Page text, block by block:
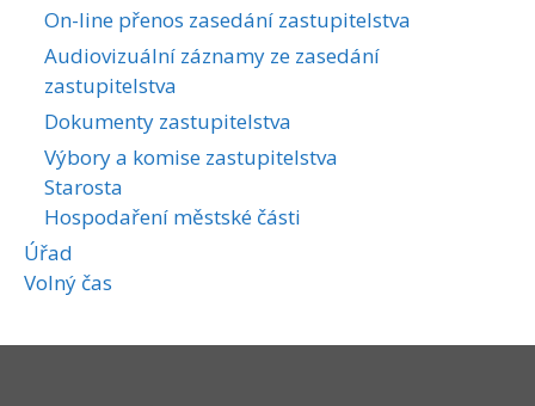
On-line přenos zasedání zastupitelstva
Audiovizuální záznamy ze zasedání
zastupitelstva
Dokumenty zastupitelstva
Výbory a komise zastupitelstva
Starosta
Hospodaření městské části
Úřad
Volný čas